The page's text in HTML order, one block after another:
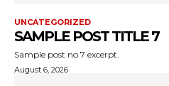
UNCATEGORIZED
SAMPLE POST TITLE 7
Sample post no 7 excerpt.
August 6, 2026